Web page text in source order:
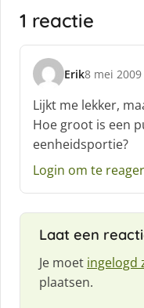
1 reactie
Erik
s
c
h
r
e
e
:
8 mei
Lijkt me lekker,
Hoe groot is een
eenheidsportie?
Login om te
Laat een
Je moet ingelogd
plaatsen.